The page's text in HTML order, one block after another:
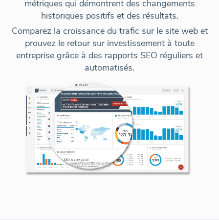
métriques qui démontrent des changements
historiques positifs et des résultats.
Comparez la croissance du trafic sur le site web et
prouvez le retour sur investissement à toute
entreprise grâce à des rapports SEO réguliers et
automatisés.